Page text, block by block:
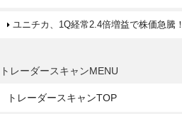
ユニチカ、1Q経常2.4倍増益で株価急騰！
トレーダースキャンMENU
トレーダースキャンTOP